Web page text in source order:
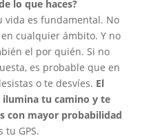
lo que haces?
vida es fundamental. No
cualquier ámbito. Y no
el por quién. Si no
es probable que en
o te desvíes. El
ilumina tu camino y te
con mayor probabilidad
tu GPS.